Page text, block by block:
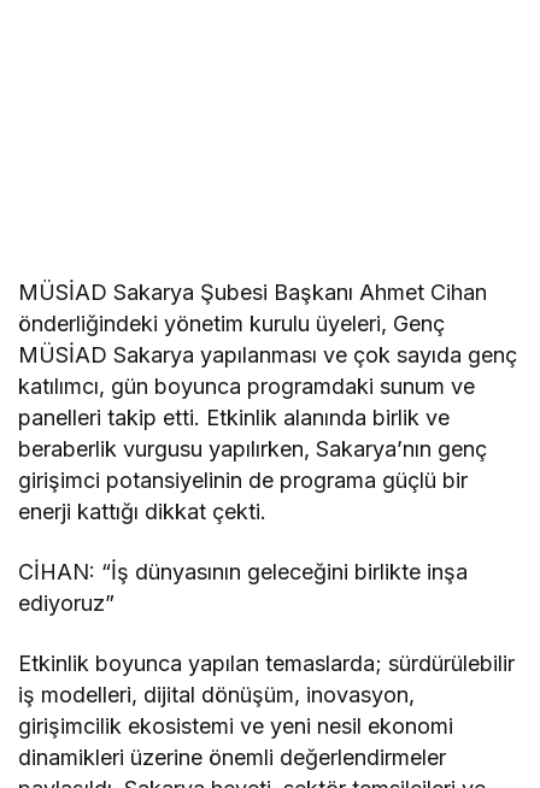
MÜSİAD Sakarya Şubesi Başkanı Ahmet Cihan
önderliğindeki yönetim kurulu üyeleri, Genç
MÜSİAD Sakarya yapılanması ve çok sayıda genç
katılımcı, gün boyunca programdaki sunum ve
panelleri takip etti. Etkinlik alanında birlik ve
beraberlik vurgusu yapılırken, Sakarya’nın genç
girişimci potansiyelinin de programa güçlü bir
enerji kattığı dikkat çekti.
CİHAN: “İş dünyasının geleceğini birlikte inşa
ediyoruz”
Etkinlik boyunca yapılan temaslarda; sürdürülebilir
iş modelleri, dijital dönüşüm, inovasyon,
girişimcilik ekosistemi ve yeni nesil ekonomi
dinamikleri üzerine önemli değerlendirmeler